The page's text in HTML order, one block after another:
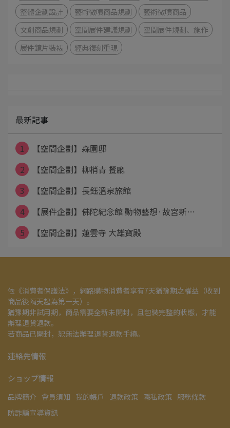
整體企劃設計
藝術微噴商品規劃
藝術微噴商品
文創商品規劃
空間展件建議規劃
空間展件規劃、施作
展件鏡片裝裱
經典復刻重現
最新記事
1
【空間企劃】森園邸
2
【空間企劃】柳梢青 餐廳
3
【空間企劃】長鈺溫泉旅館
4
【展件企劃】佛陀紀念館 動物藝想·故宮新⋯
5
【空間企劃】蓮雲寺 大雄寶殿
依《消費者保護法》，網路購物消費者享有7天猶豫期之權益（收到
商品後隔天起為第一天）。
猶豫期非試用期，商品需要全新未開封，且包裝完整的狀態，才能
辦理退貨退款。
若商品已開封，恕無法辦理退貨退款手續。
連絡先情報
ショップ情報
品牌簡介 會員須知 我的帳戶 退款政策 隱私政策 服務條款
防詐騙宣導資訊